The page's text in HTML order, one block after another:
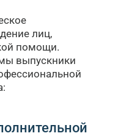
лиц,
помощи.
выпускники